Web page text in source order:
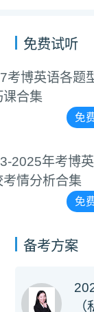
免费试听
备考方案